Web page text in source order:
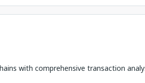
with comprehensive transaction